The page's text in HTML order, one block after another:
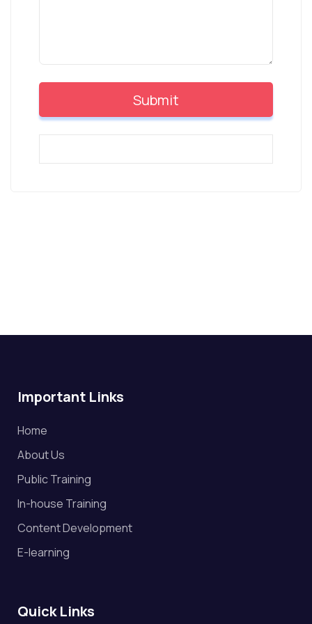
Important Links
Home
About Us
Public Training
In-house Training
Content Development
E-learning
Quick Links